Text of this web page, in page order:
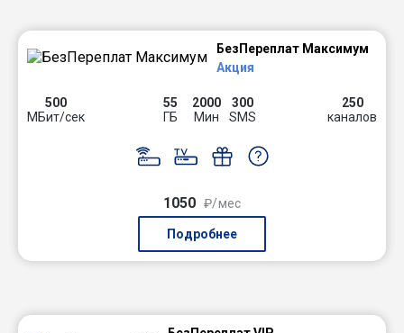
БезПереплат Максимум
Акция
500
МБит/сек
55
ГБ
2000
Мин
300
SMS
250
каналов
1050 ₽/мес
Подробнее